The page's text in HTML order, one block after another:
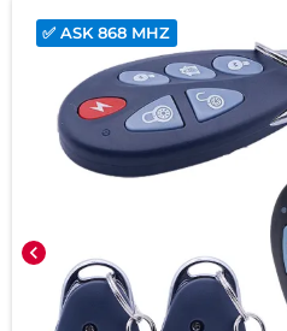
chevron_left
✅ ASK 868 MHZ